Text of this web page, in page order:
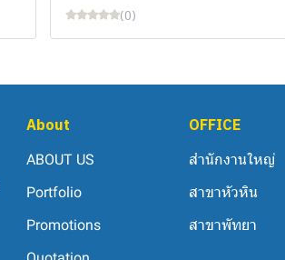
(0)
About
ABOUT US
Portfolio
Promotions
OFFICE
สำนักงานใหญ่
สาขาหัวหิน
สาขาพัทยา